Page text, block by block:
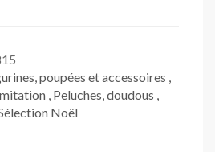
poupées et accessoires ,
, Peluches, doudous ,
Noël